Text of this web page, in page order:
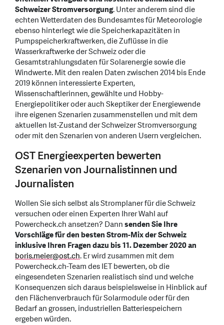
Schweizer Stromversorgung. Unter anderem sind die
echten Wetterdaten des Bundesamtes für Meteorologie
ebenso hinterlegt wie die Speicherkapazitäten in
Pumpspeicherkraftwerken, die Zuflüsse in die
Wasserkraftwerke der Schweiz oder die
Gesamtstrahlungsdaten für Solarenergie sowie die
Windwerte. Mit den realen Daten zwischen 2014 bis Ende
2019 können interessierte Experten,
Wissenschaftlerinnen, gewählte und Hobby-
Energiepolitiker oder auch Skeptiker der Energiewende
ihre eigenen Szenarien zusammenstellen und mit dem
aktuellen Ist-Zustand der Schweizer Stromversorgung
oder mit den Szenarien von anderen Usern vergleichen.
OST Energieexperten bewerten
Szenarien von Journalistinnen und
Journalisten
Wollen Sie sich selbst als Stromplaner für die Schweiz
versuchen oder einen Experten Ihrer Wahl auf
Powercheck.ch ansetzen? Dannsenden Sie Ihre
Vorschläge für den besten Strom-Mix der Schweiz
inklusive Ihren Fragen dazu bis 11. Dezember 2020 an
boris.meier@ost.ch. Er wird zusammen mit dem
Powercheck.ch-Team des IET bewerten, ob die
eingesendeten Szenarien realistisch sind und welche
Konsequenzen sich daraus beispielsweise in Hinblick auf
den Flächenverbrauch für Solarmodule oder für den
Bedarf an grossen, industriellen Batteriespeichern
ergeben würden.